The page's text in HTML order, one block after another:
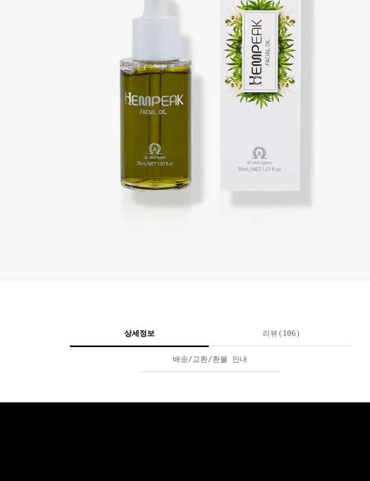
상세정보 리뷰(106)
배송/교환/환불 안내